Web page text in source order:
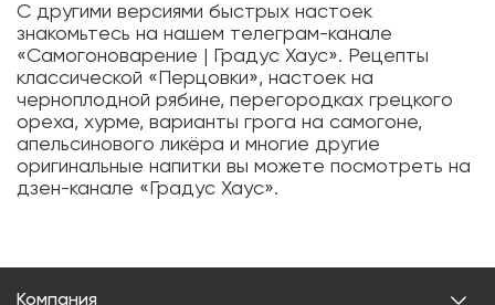
С другими версиями быстрых настоек
знакомьтесь на нашем телеграм-канале
«Самогоноварение | Градус Хаус». Рецепты
классической «Перцовки», настоек на
черноплодной рябине, перегородках грецкого
ореха, хурме, варианты грога на самогоне,
апельсинового ликёра и многие другие
оригинальные напитки вы можете посмотреть на
дзен-канале «Градус Хаус».
Компания